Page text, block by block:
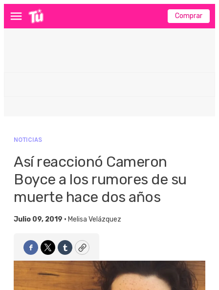
Menú Comprar
NOTICIAS
Así reaccionó Cameron
Boyce a los rumores de su
muerte hace dos años
Julio 09, 2019 • Melisa Velázquez
Facebook
TwitterTumblrCopy